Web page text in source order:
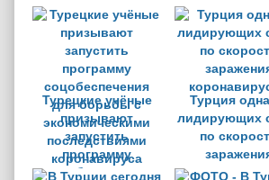
Турецкие учёные
призывают
запустить
программу
соцобеспечения
Турция
лидирующих
по